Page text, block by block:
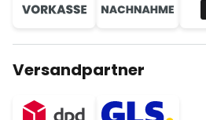
Versandpartner